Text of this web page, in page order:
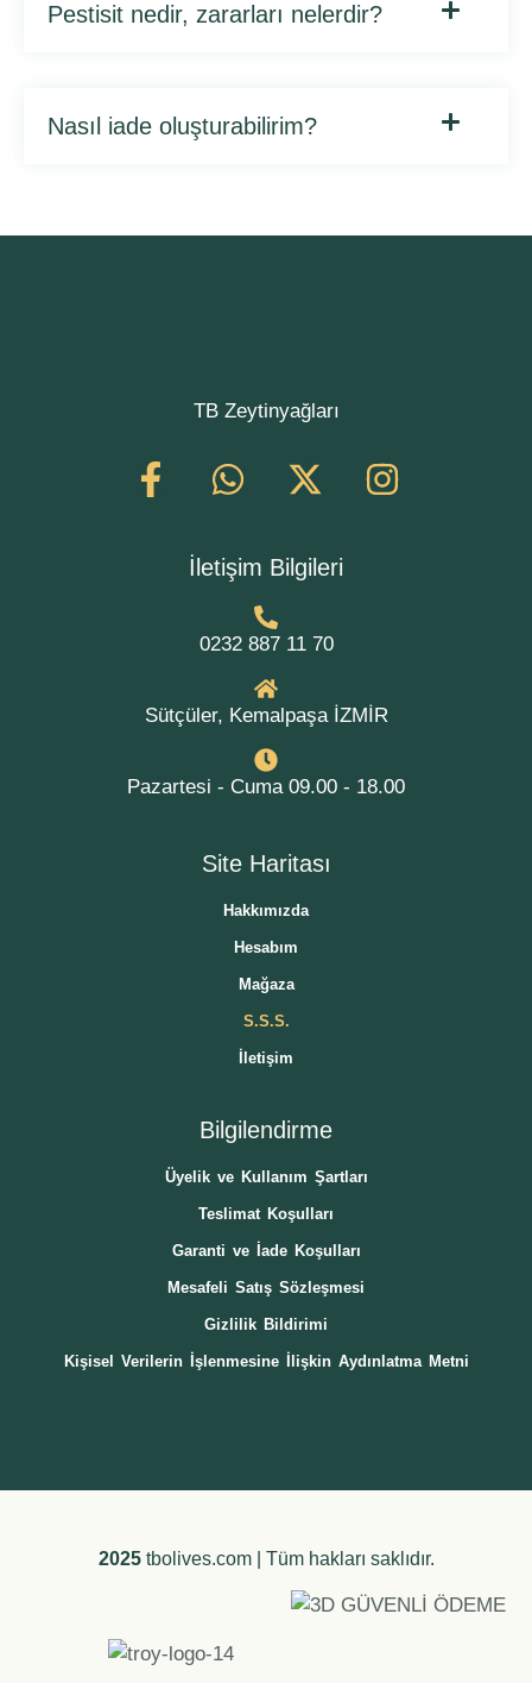
Pestisit nedir, zararları nelerdir?
Nasıl iade oluşturabilirim?
TB Zeytinyağları
İletişim Bilgileri
0232 887 11 70
Sütçüler, Kemalpaşa İZMİR
Pazartesi - Cuma 09.00 - 18.00
Site Haritası
Hakkımızda
Hesabım
Mağaza
S.S.S.
İletişim
Bilgilendirme
Üyelik ve Kullanım Şartları
Teslimat Koşulları
Garanti ve İade Koşulları
Mesafeli Satış Sözleşmesi
Gizlilik Bildirimi
Kişisel Verilerin İşlenmesine İlişkin Aydınlatma Metni
2025tbolives.com | Tüm hakları saklıdır.